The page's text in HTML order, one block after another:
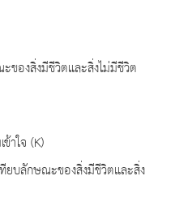
งสิ่งมีชีวิตและสิ่งไม่มีชีวิต
ใจ (K)
ยบลักษณะของสิ่งมีชีวิตและสิ่ง
ชีวิต